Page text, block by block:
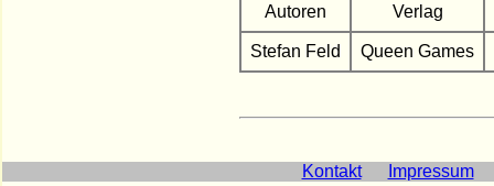
Autoren Verlag
Stefan Feld Queen Games
Kontakt Impressum